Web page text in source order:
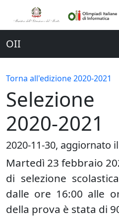
OII
Torna all'edizione 2020-2021
Selezione
2020-2021
2020-11-30, aggiornato
Martedì 23 febbraio
di selezione
dalle ore 16:00 alle
della prova è stata di